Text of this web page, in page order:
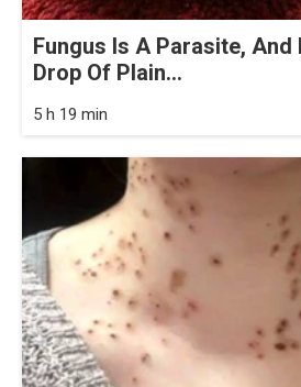
Fungus Is A Parasite, And
Drop Of Plain...
5 h 19 min